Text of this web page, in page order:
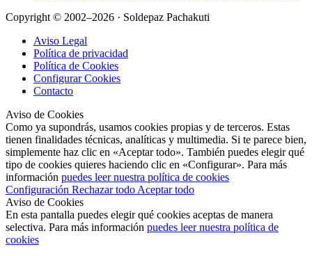
Copyright © 2002–2026 · Soldepaz Pachakuti
Aviso Legal
Política de privacidad
Política de Cookies
Configurar Cookies
Contacto
Aviso de Cookies
Como ya supondrás, usamos cookies propias y de terceros. Estas
tienen finalidades técnicas, analíticas y multimedia. Si te parece bien,
simplemente haz clic en «Aceptar todo». También puedes elegir qué
tipo de cookies quieres haciendo clic en «Configurar». Para más
información puedes leer nuestra política de cookies
Configuración Rechazar todo Aceptar todo
Aviso de Cookies
En esta pantalla puedes elegir qué cookies aceptas de manera
selectiva. Para más información puedes leer nuestra política de
cookies